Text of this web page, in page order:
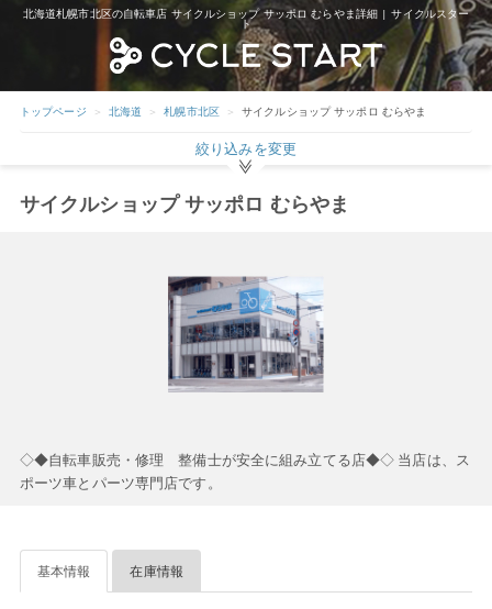
北海道札幌市北区の自転車店 サイクルショップ サッポロ むらやま詳細 | サイクルスター
ト
トップページ 北海道 札幌市北区 サイクルショップ サッポロ むらやま
絞り込みを変更
サイクルショップ サッポロ むらやま
◇◆自転車販売・修理 整備士が安全に組み立てる店◆◇ 当店は、ス
ポーツ車とパーツ専門店です。
基本情報 在庫情報